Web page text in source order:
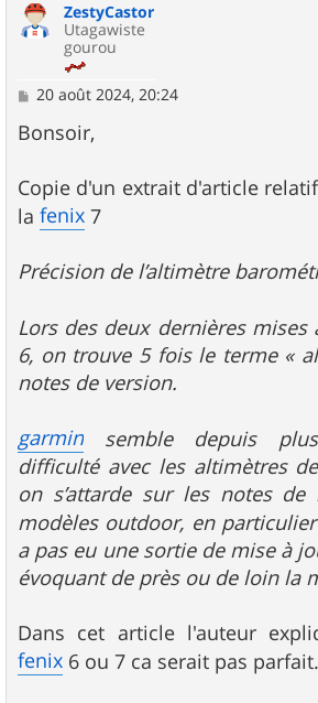
ZestyCastor
Utagawiste
gourou
M
s
s
g
e
20 août 2024, 20:24
Bonsoir,
Copie d'un extrait d'article
la fenix 7
Précision de l’altimètre
Lors des deux dernières
6, on trouve 5 fois le terme «
notes de version.
garmin semble depuis
difficulté avec les altimètres
on s’attarde sur les notes
modèles outdoor, en
a pas eu une sortie de mise à
évoquant de près ou de loin la
Dans cet article l'auteur
fenix 6 ou 7 ca serait pas parfait.